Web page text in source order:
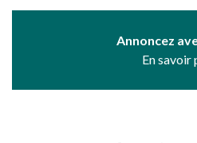
Annoncez
En savoir